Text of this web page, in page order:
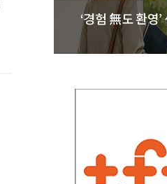
‘경험 無도 환영’ 생